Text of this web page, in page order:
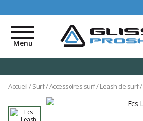
Toggle
navigation
Menu
Accueil/Surf/Accessoires surf/Leash de surf/